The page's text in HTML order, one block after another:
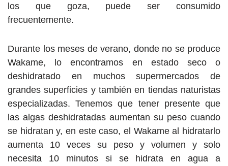
los que goza, puede ser consumido
frecuentemente.
Durante los meses de verano, donde no se produce
Wakame, lo encontramos en estado seco o
deshidratado en muchos supermercados de
grandes superficies y también en tiendas naturistas
especializadas. Tenemos que tener presente que
las algas deshidratadas aumentan su peso cuando
se hidratan y, en este caso, el Wakame al hidratarlo
aumenta 10 veces su peso y volumen y solo
necesita 10 minutos si se hidrata en agua a